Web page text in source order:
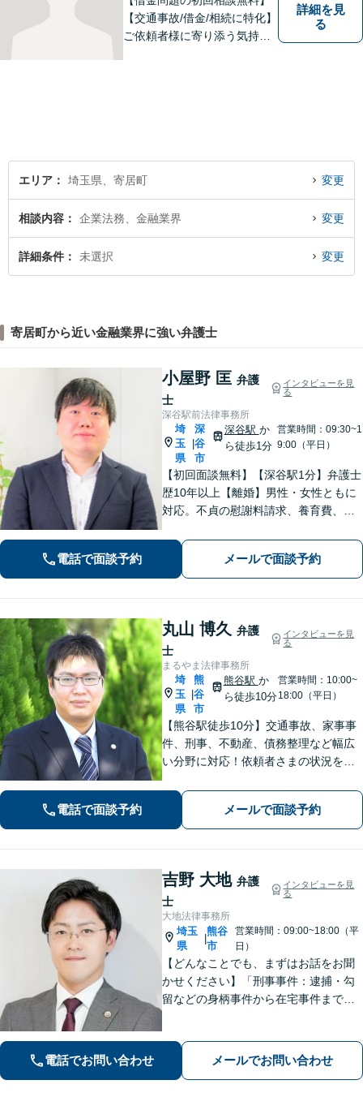
【交通事故/借金/相続に特化】
ご依頼者様に寄り添う気持ち
詳細を見
る
エリア 埼玉県、寄居町 変更
相談内容 企業法務、金融業界 変更
詳細条件 未選択 変更
寄居町から近い金融業界に強い弁護士
小屋野 匡 弁護
士
インタビューを見
る
深谷駅前法律事務所
埼
玉
県
深
谷
市
深谷駅 か
ら徒歩1分
営業時間：09:30~1
9:00（平日）
【初回面談無料】【深谷駅1分】弁護士
歴10年以上【離婚】男性・女性ともに
対応。不貞の慰謝料請求、養育費、協
棄、遺留分、遺言書の作成など。出張
相談可。少しでも不安に感じました
ら、お早めにお電話ください。
電話で面談予約 メールで面談予約
丸山 博久 弁護
士
インタビューを見
る
まるやま法律事務所
埼
玉
県
|
熊
谷
市
熊谷駅 か
ら徒歩10分
営業時間：10:00~
18:00（平日）
【熊谷駅徒歩10分】交通事故、家事事
件、刑事、不動産、債務整理など幅広
い分野に対応！依頼者さまの状況を十
解決策をご提案いたします。お気軽に
ご相談ください。【法テラス利用可】
【駐車場あり】
電話で面談予約 メールで面談予約
吉野 大地 弁護
士
インタビューを見
る
大地法律事務所
埼玉
県
|
熊谷
市
営業時間：09:00~18:00（平
日）
【どんなことでも、まずはお話をお聞
かせください】「刑事事件：逮捕・勾
留などの身柄事件から在宅事件まで、
います。」
電話でお問い合わせ メールでお問い合わせ